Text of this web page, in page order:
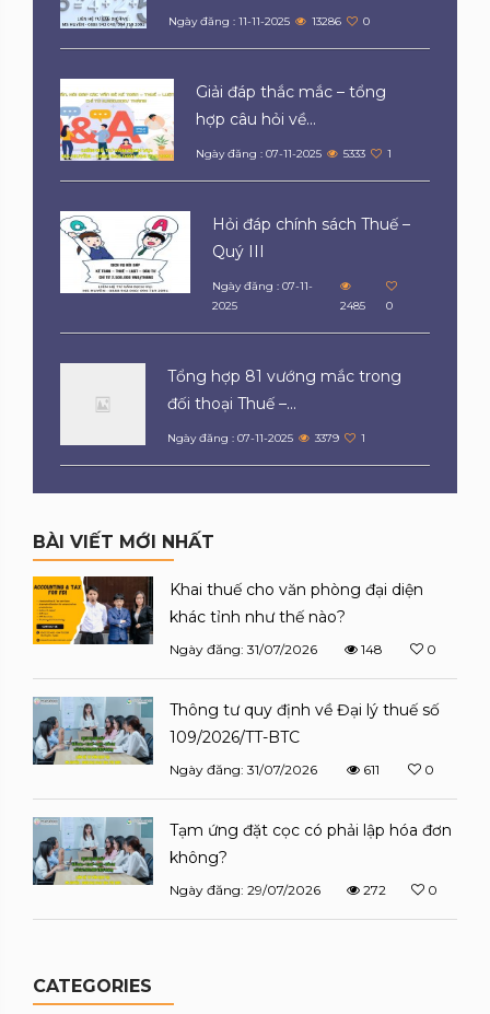
Ngày đăng : 11-11-2025 13286 0
Giải đáp thắc mắc – tổng
hợp câu hỏi về...
Ngày đăng : 07-11-2025 5333 1
Hỏi đáp chính sách Thuế –
Quý III
Ngày đăng : 07-11-
2025
2485 0
Tổng hợp 81 vướng mắc trong
đối thoại Thuế –...
Ngày đăng : 07-11-2025 3379 1
BÀI VIẾT MỚI NHẤT
Khai thuế cho văn phòng đại diện
khác tỉnh như thế nào?
Ngày đăng: 31/07/2026 148 0
Thông tư quy định về Đại lý thuế số
109/2026/TT-BTC
Ngày đăng: 31/07/2026 611 0
Tạm ứng đặt cọc có phải lập hóa đơn
không?
Ngày đăng: 29/07/2026 272 0
CATEGORIES